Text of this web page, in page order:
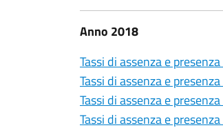
Anno 2018
Tassi di assenza e
Tassi di assenza e
Tassi di assenza e
Tassi di assenza e